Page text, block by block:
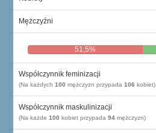
Mężczyźni
51,5%
Współczynnik feminizacji
(Na każdych 100 mężczyzn przypada 106 kobiet)
Współczynnik maskulinizacji
(Na każde 100 kobiet przypada 94 mężczyzn)